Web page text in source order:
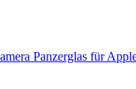
Panzerglas für